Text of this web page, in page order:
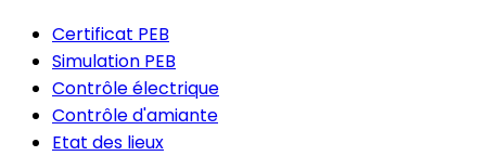
Certificat PEB
Simulation PEB
Contrôle électrique
Contrôle d'amiante
Etat des lieux